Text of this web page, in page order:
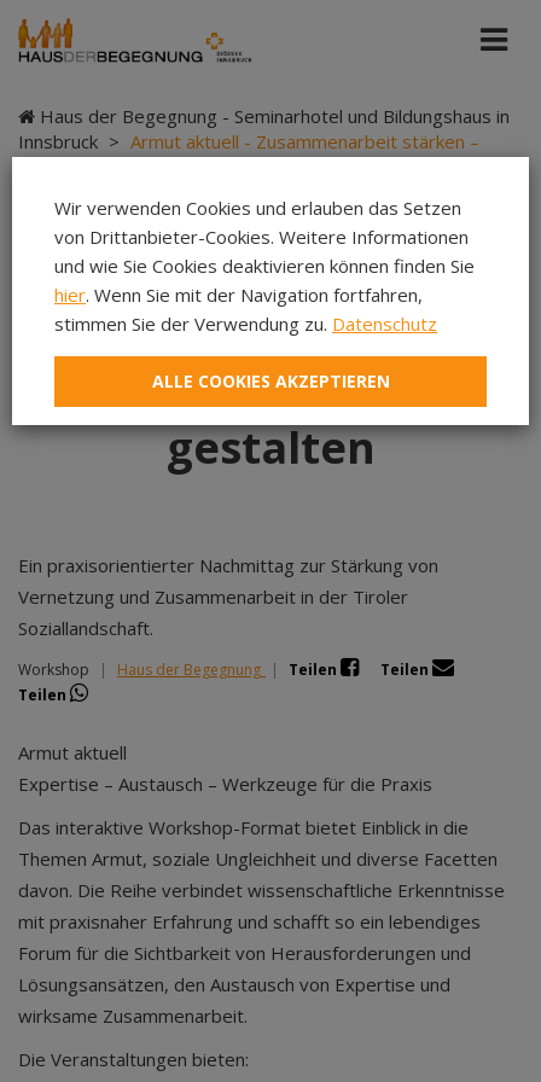
Haus der Begegnung - Seminarhotel und Bildungshaus in
Innsbruck > Armut aktuell - Zusammenarbeit stärken –
Armut aktuell -
Zusammenarbeit
stärken – Zukunft
gestalten
Ein praxisorientierter Nachmittag zur Stärkung von
Vernetzung und Zusammenarbeit in der Tiroler
Soziallandschaft.
Workshop | Haus der Begegnung | Teilen
Teilen
Teilen
Armut aktuell
Expertise – Austausch – Werkzeuge für die Praxis
Das interaktive Workshop-Format bietet Einblick in die
Themen Armut, soziale Ungleichheit und diverse Facetten
davon. Die Reihe verbindet wissenschaftliche Erkenntnisse
mit praxisnaher Erfahrung und schafft so ein lebendiges
Forum für die Sichtbarkeit von Herausforderungen und
Lösungsansätzen, den Austausch von Expertise und
wirksame Zusammenarbeit.
Die Veranstaltungen bieten:
Wir verwenden Cookies und erlauben das Setzen
von Drittanbieter-Cookies. Weitere Informationen
und wie Sie Cookies deaktivieren können finden Sie
hier. Wenn Sie mit der Navigation fortfahren,
stimmen Sie der Verwendung zu. Datenschutz
ALLE COOKIES AKZEPTIEREN